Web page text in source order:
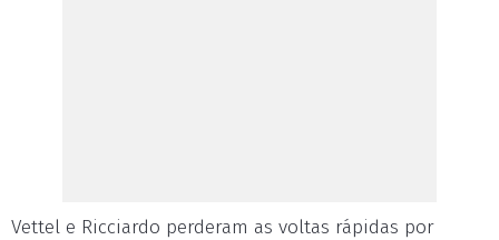
Vettel e Ricciardo perderam as voltas rápidas por